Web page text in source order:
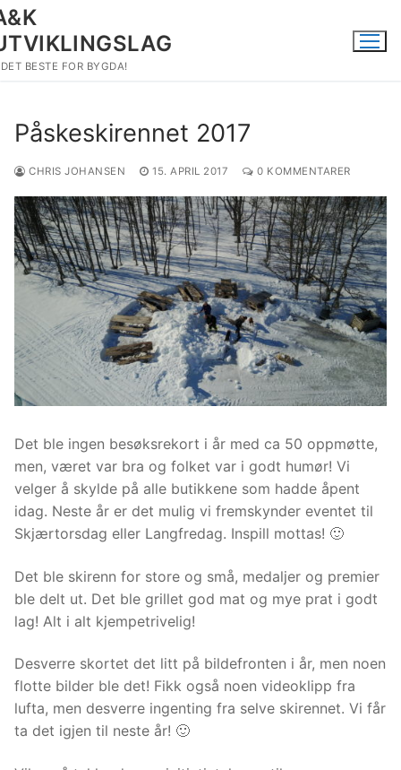
Hopp
til
innholdet
BESTE FOR BYGDA!
Påskeskirennet 2017
CHRIS JOHANSEN 15. APRIL 2017 0 KOMMENTARER
Det ble ingen besøksrekort i år med ca 50 oppmøtte,
men, været var bra og folket var i godt humør! Vi
velger å skylde på alle butikkene som hadde åpent
idag. Neste år er det mulig vi fremskynder eventet til
Skjærtorsdag eller Langfredag. Inspill mottas! 🙂
Det ble skirenn for store og små, medaljer og premier
ble delt ut. Det ble grillet god mat og mye prat i godt
lag! Alt i alt kjempetrivelig!
Desverre skortet det litt på bildefronten i år, men noen
flotte bilder ble det! Fikk også noen videoklipp fra
lufta, men desverre ingenting fra selve skirennet. Vi får
ta det igjen til neste år! 🙂